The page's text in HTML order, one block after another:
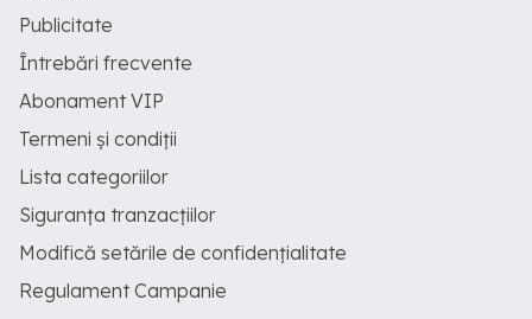
Publicitate
Întrebări frecvente
Abonament VIP
Termeni și condiții
Lista categoriilor
Siguranța tranzacțiilor
Modifică setările de confidențialitate
Regulament Campanie